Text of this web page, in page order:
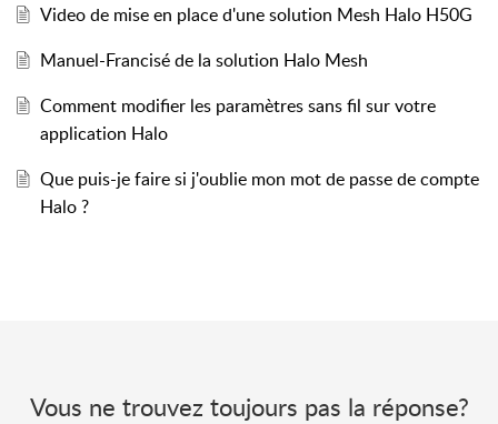
Video de mise en place d'une solution Mesh Halo H50G
Manuel-Francisé de la solution Halo Mesh
Comment modifier les paramètres sans fil sur votre
application Halo
Que puis-je faire si j'oublie mon mot de passe de compte
Halo ?
Vous ne trouvez toujours pas la réponse?